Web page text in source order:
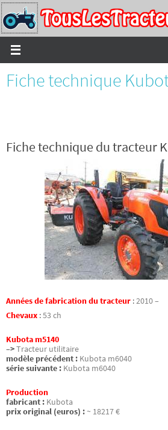
Passer
vers
le
contenu
Fiche technique
Fiche technique du tracteur
Années de fabrication du tracteur :2010 –
Chevaux :53 ch
Kubota m5140
–>Tracteur utilitaire
modèle précédent : Kubota m6040
série suivante : Kubota m6040
Production
fabricant : Kubota
prix original (euros) : ~ 18217 €